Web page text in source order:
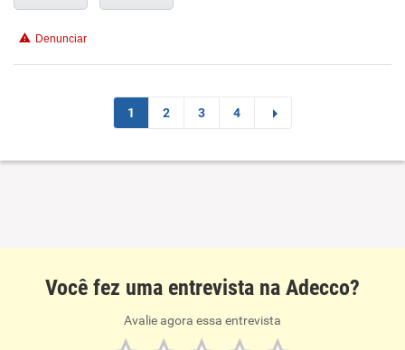
Denunciar
1 2 3 4
Você fez uma entrevista na Adecco?
Avalie agora essa entrevista